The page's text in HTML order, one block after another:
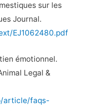
sur les
Journal.
EJ1062480.pdf
émotionnel.
Legal &
article/faqs-